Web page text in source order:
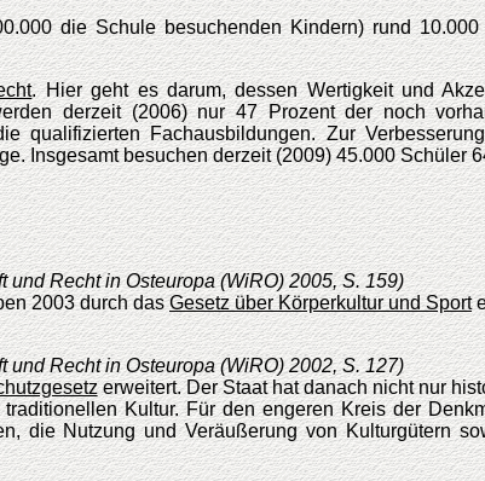
die Schule besuchenden Kindern) rund
. Hier geht es darum, dessen Wertigkeit und
derzeit (2006) nur 47 Prozent der noch
qualifizierten Fachausbildungen. Zur
Insgesamt besuchen derzeit (2009) 45.000 Schüler
Recht in Osteuropa (WiRO) 2005, S. 159)
2003 durch dasGesetz über Körperkultur und Sport
Recht in Osteuropa (WiRO) 2002, S. 127)
erweitert. Der Staat hat danach nicht nur
Kultur. Für den engeren Kreis der
die Nutzung und Veräußerung von Kulturgütern